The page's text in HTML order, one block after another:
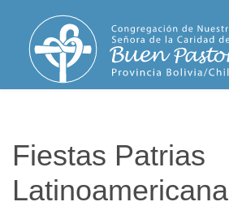
Fiestas Patrias
Latinoamericana